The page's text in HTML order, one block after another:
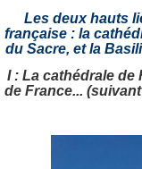
Les deux hauts
française : la
du Sacre, et la
I : La cathédrale de
de France...